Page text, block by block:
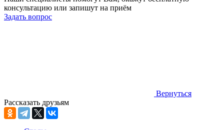
консультацию или запишут на приём
Задать вопрос
Вернуться
Рассказать друзьям